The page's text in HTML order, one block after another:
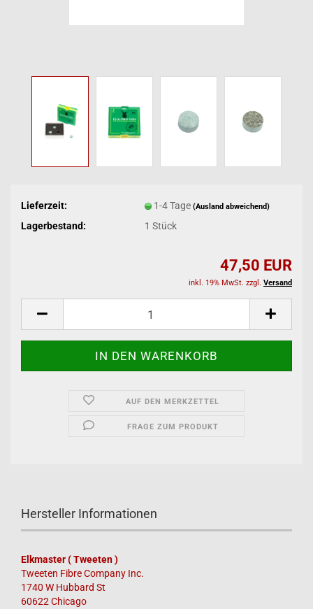
Lieferzeit: 1-4 Tage (Ausland abweichend)
Lagerbestand: 1 Stück
47,50 EUR
inkl. 19% MwSt. zzgl. Versand
AUF DEN MERKZETTEL
FRAGE ZUM PRODUKT
Hersteller Informationen
Elkmaster ( Tweeten )
Tweeten Fibre Company Inc.
1740 W Hubbard St
60622 Chicago